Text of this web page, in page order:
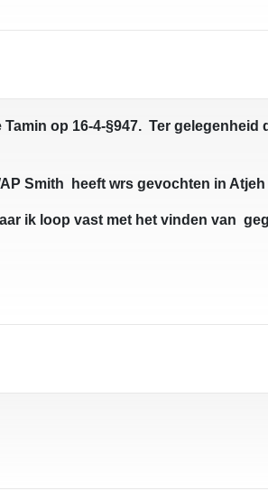
op 16-4-§947. Ter
Smith heeft wrs gevochten in Atjeh
ik loop vast met het vinden van